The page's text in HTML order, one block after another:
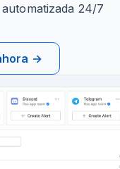
24/7
→